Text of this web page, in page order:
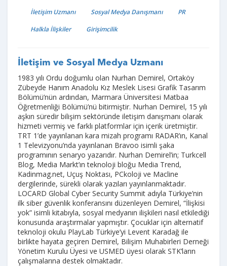
İletişim Uzmanı Sosyal Medya Danışmanı
PR
Halkla İlişkiler
Girişimcilik
İletişim ve Sosyal Medya Uzmanı
1983 yılı Ordu doğumlu olan Nurhan Demirel, Ortaköy
Zübeyde Hanım Anadolu Kız Meslek Lisesi Grafik Tasarım
Bölümü’nün ardından, Marmara Üniversitesi Matbaa
Öğretmenliği Bölümü’nü bitirmiştir. Nurhan Demirel, 15 yılı
aşkın süredir bilişim sektöründe iletişim danışmanı olarak
hizmeti vermiş ve farklı platformlar için içerik üretmiştir.
TRT 1’de yayınlanan kara mizah programı RADAR’ın, Kanal
1 Televizyonu’nda yayınlanan Bravoo isimli şaka
programının senaryo yazarıdır. Nurhan Demirel’in; Turkcell
Blog, Media Markt’ın teknoloji bloğu Media Trend,
Kadinmag.net, Uçuş Noktası, PCkoloji ve Macline
dergilerinde, sürekli olarak yazıları yayınlanmaktadır.
LOCARD Global Cyber Security Summit adıyla Türkiye’nin
ilk siber güvenlik konferansını düzenleyen Demirel, “İlişkisi
yok” isimli kitabıyla, sosyal medyanın ilişkileri nasıl etkilediği
konusunda araştırmalar yapmıştır. Çocuklar için alternatif
teknoloji okulu PlayLab Türkiye’yi Levent Karadağ ile
birlikte hayata geçiren Demirel, Bilişim Muhabirleri Derneği
Yönetim Kurulu Üyesi ve USMED üyesi olarak STK’ların
çalışmalarına destek olmaktadır.